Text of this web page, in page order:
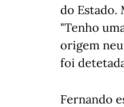
do Estado.
"Tenho
origem
foi
Fernando